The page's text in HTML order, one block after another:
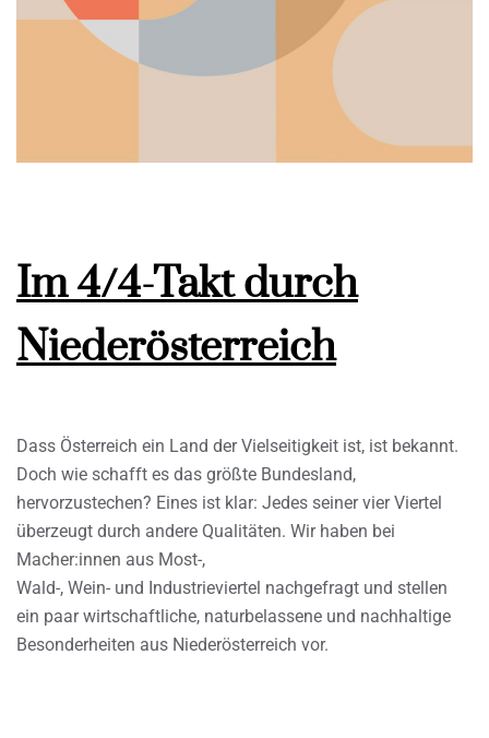
Im 4/4-Takt durch
Niederösterreich
Dass Österreich ein Land der Vielseitigkeit ist, ist bekannt.
Doch wie schafft es das größte Bundesland,
hervorzustechen? Eines ist klar: Jedes seiner vier Viertel
überzeugt durch andere Qualitäten. Wir haben bei
Macher:innen aus Most-,
Wald-, Wein- und Industrieviertel nachgefragt und stellen
ein paar wirtschaftliche, naturbelassene und nachhaltige
Besonderheiten aus Niederösterreich vor.